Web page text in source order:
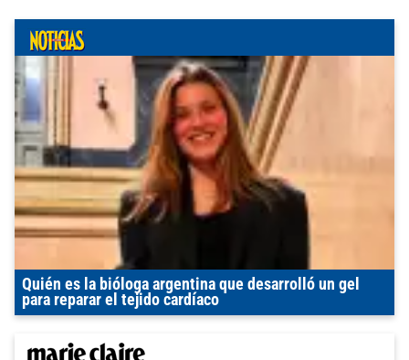
Quién es la bióloga argentina que desarrolló un gel
para reparar el tejido cardíaco